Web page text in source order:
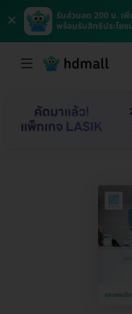
×
รับส่วนลด 200 บ. เ
พร้อมรับสิทธิประโยช